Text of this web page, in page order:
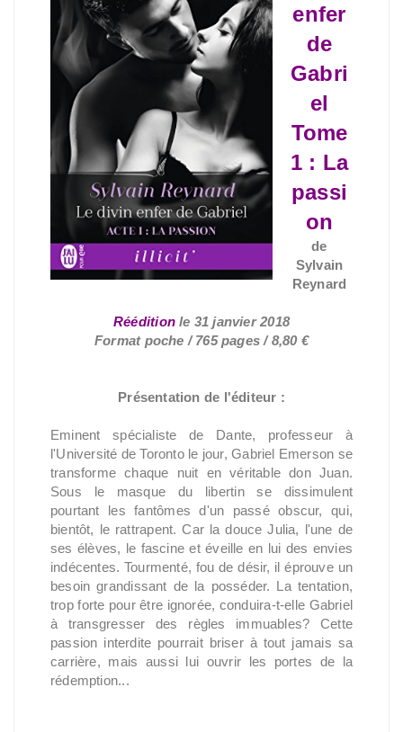
enfer
de
Gabri
el
Tome
1 : La
passi
on
de
Sylvain
Reynard
Rééditionle 31 janvier 2018
Format poche / 765 pages / 8,80 €
Présentation de l'éditeur :
Eminent spécialiste de Dante, professeur à
l'Université de Toronto le jour, Gabriel Emerson se
transforme chaque nuit en véritable don Juan.
Sous le masque du libertin se dissimulent
pourtant les fantômes d'un passé obscur, qui,
bientôt, le rattrapent. Car la douce Julia, l'une de
ses élèves, le fascine et éveille en lui des envies
indécentes. Tourmenté, fou de désir, il éprouve un
besoin grandissant de la posséder. La tentation,
trop forte pour être ignorée, conduira-t-elle Gabriel
à transgresser des règles immuables? Cette
passion interdite pourrait briser à tout jamais sa
carrière, mais aussi lui ouvrir les portes de la
rédemption...